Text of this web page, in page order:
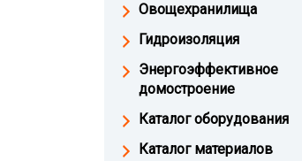
Овощехранилища
Гидроизоляция
Энергоэффективное
домостроение
Каталог оборудования
Каталог материалов